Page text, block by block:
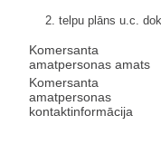
2. telpu plāns u.c.
Komersanta
amatpersonas amats
Komersanta
amatpersonas
kontaktinformācija